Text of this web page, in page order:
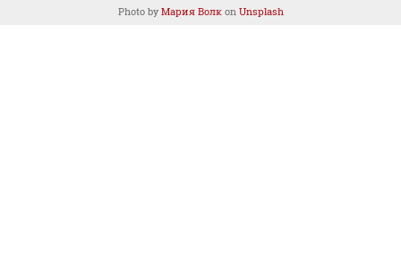
Photo by Мария Волкon Unsplash